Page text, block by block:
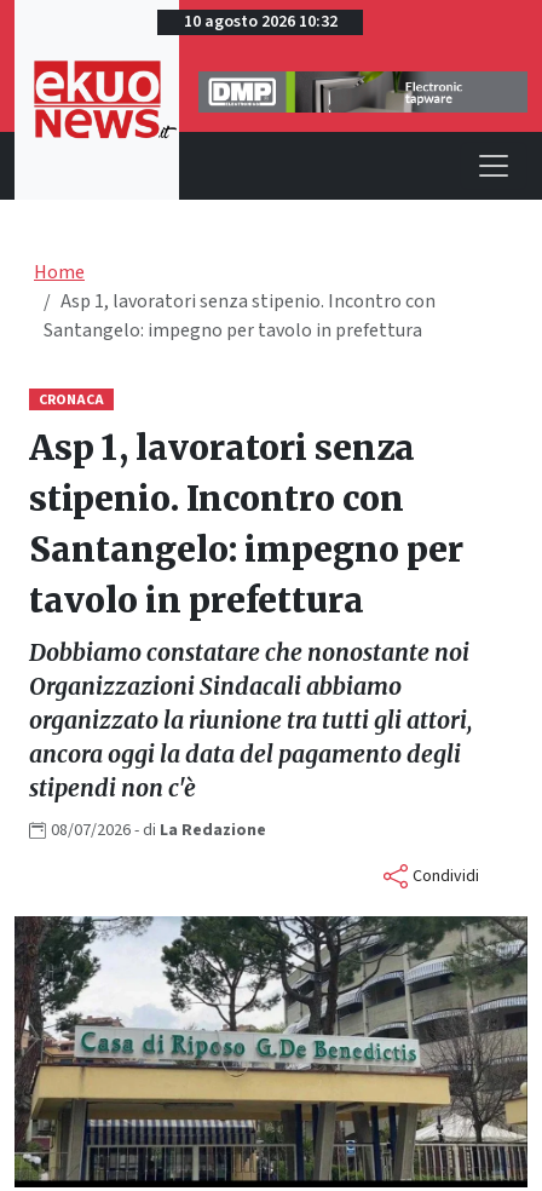
10 agosto 2026 10:32
Home
Asp 1, lavoratori senza stipenio. Incontro con
Santangelo: impegno per tavolo in prefettura
CRONACA
Asp 1, lavoratori senza
stipenio. Incontro con
Santangelo: impegno per
tavolo in prefettura
Dobbiamo constatare che nonostante noi
Organizzazioni Sindacali abbiamo
organizzato la riunione tra tutti gli attori,
ancora oggi la data del pagamento degli
stipendi non c'è
08/07/2026- di La Redazione
Condividi